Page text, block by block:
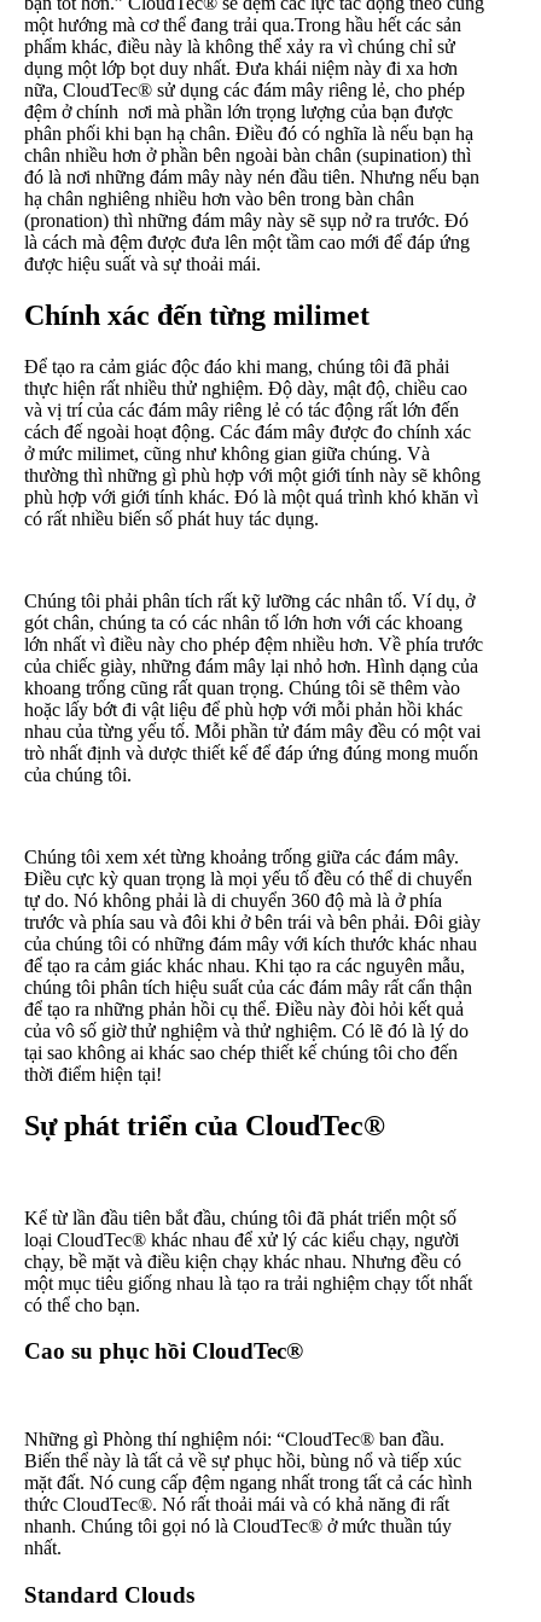
một hướng mà cơ thể đang trải qua.Trong hầu hết các sản
phẩm khác, điều này là không thể xảy ra vì chúng chỉ sử
dụng một lớp bọt duy nhất. Đưa khái niệm này đi xa hơn
nữa, CloudTec® sử dụng các đám mây riêng lẻ, cho phép
đệm ở chính nơi mà phần lớn trọng lượng của bạn được
phân phối khi bạn hạ chân. Điều đó có nghĩa là nếu bạn hạ
chân nhiều hơn ở phần bên ngoài bàn chân (supination) thì
đó là nơi những đám mây này nén đầu tiên. Nhưng nếu bạn
hạ chân nghiêng nhiều hơn vào bên trong bàn chân
(pronation) thì những đám mây này sẽ sụp nở ra trước. Đó
là cách mà đệm được đưa lên một tầm cao mới để đáp ứng
được hiệu suất và sự thoải mái.
Chính xác đến từng milimet
Để tạo ra cảm giác độc đáo khi mang, chúng tôi đã phải
thực hiện rất nhiều thử nghiệm. Độ dày, mật độ, chiều cao
và vị trí của các đám mây riêng lẻ có tác động rất lớn đến
cách đế ngoài hoạt động. Các đám mây được đo chính xác
ở mức milimet, cũng như không gian giữa chúng. Và
thường thì những gì phù hợp với một giới tính này sẽ không
phù hợp với giới tính khác. Đó là một quá trình khó khăn vì
có rất nhiều biến số phát huy tác dụng.
Chúng tôi phải phân tích rất kỹ lưỡng các nhân tố. Ví dụ, ở
gót chân, chúng ta có các nhân tố lớn hơn với các khoang
lớn nhất vì điều này cho phép đệm nhiều hơn. Về phía trước
của chiếc giày, những đám mây lại nhỏ hơn. Hình dạng của
khoang trống cũng rất quan trọng. Chúng tôi sẽ thêm vào
hoặc lấy bớt đi vật liệu để phù hợp với mỗi phản hồi khác
nhau của từng yếu tố. Mỗi phần tử đám mây đều có một vai
trò nhất định và dược thiết kế để đáp ứng đúng mong muốn
của chúng tôi.
Chúng tôi xem xét từng khoảng trống giữa các đám mây.
Điều cực kỳ quan trọng là mọi yếu tố đều có thể di chuyển
tự do. Nó không phải là di chuyển 360 độ mà là ở phía
trước và phía sau và đôi khi ở bên trái và bên phải. Đôi giày
của chúng tôi có những đám mây với kích thước khác nhau
để tạo ra cảm giác khác nhau. Khi tạo ra các nguyên mẫu,
chúng tôi phân tích hiệu suất của các đám mây rất cẩn thận
để tạo ra những phản hồi cụ thể. Điều này đòi hỏi kết quả
của vô số giờ thử nghiệm và thử nghiệm. Có lẽ đó là lý do
tại sao không ai khác sao chép thiết kế chúng tôi cho đến
thời điểm hiện tại!
Sự phát triển của CloudTec®
Kể từ lần đầu tiên bắt đầu, chúng tôi đã phát triển một số
loại CloudTec® khác nhau để xử lý các kiểu chạy, người
chạy, bề mặt và điều kiện chạy khác nhau. Nhưng đều có
một mục tiêu giống nhau là tạo ra trải nghiệm chạy tốt nhất
có thể cho bạn.
Cao su phục hồi CloudTec®
Những gì Phòng thí nghiệm nói: “CloudTec® ban đầu.
Biến thể này là tất cả về sự phục hồi, bùng nổ và tiếp xúc
mặt đất. Nó cung cấp đệm ngang nhất trong tất cả các hình
thức CloudTec®. Nó rất thoải mái và có khả năng đi rất
nhanh. Chúng tôi gọi nó là CloudTec® ở mức thuần túy
nhất.
Standard Clouds